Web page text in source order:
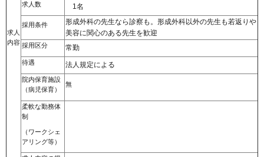
求人
内容
求人数 1名
採用条件
形成外科の先生なら診察も。形成外科以外の先生も若返りや
美容に関心のある先生を歓迎
採用区分 常勤
待遇 法人規定による
院内保育施設
（病児保育）
無
柔軟な勤務体
制
（ワークシェ
アリング等）